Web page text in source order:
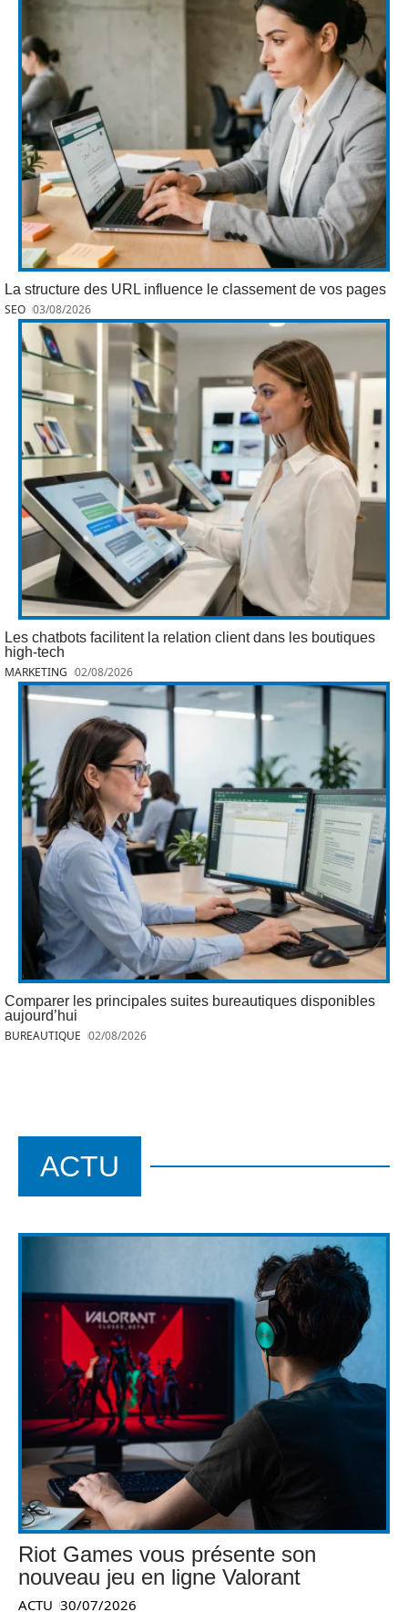
La structure des URL influence le classement de vos pages
SEO 03/08/2026
Les chatbots facilitent la relation client dans les boutiques
high-tech
MARKETING 02/08/2026
Comparer les principales suites bureautiques disponibles
aujourd’hui
BUREAUTIQUE 02/08/2026
ACTU
Riot Games vous présente son
nouveau jeu en ligne Valorant
ACTU 30/07/2026